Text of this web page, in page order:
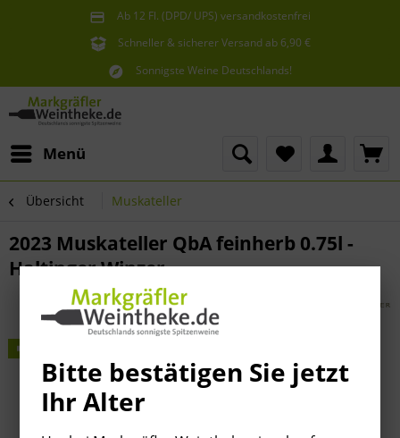
Ab 12 Fl. (DPD/ UPS) versandkostenfrei
innerhalb Deutschlands
Schneller & sicherer Versand ab 6,90 €
Sie erreichen uns unter der Tel: 07621 1685286
Sonnigste Weine Deutschlands!
Menü
Übersicht Muskateller
2023 Muskateller QbA feinherb 0.75l -
Haltinger Winzer
Bitte bestätigen Sie jetzt
Ihr Alter